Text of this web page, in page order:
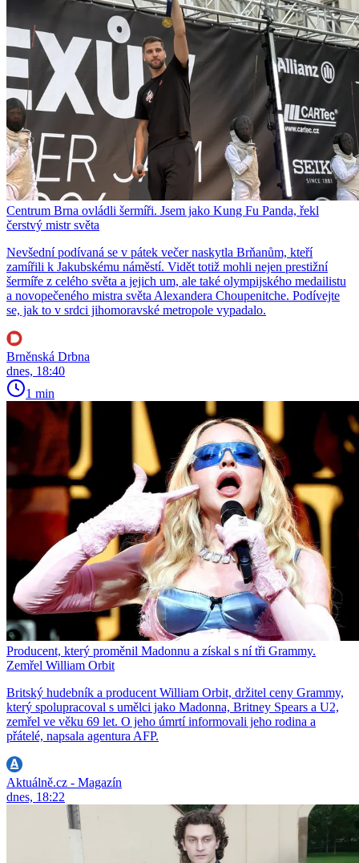
Centrum Brna ovládli šermíři. Jsem jako Kung Fu Panda, řekl
čerstvý mistr světa
Nevšední podívaná se v pátek večer naskytla Brňanům, kteří
zamířili k Jakubskému náměstí. Vidět totiž mohli nejen prestižní
šermíře z celého světa a jejich um, ale také olympijského medailistu
a novopečeného mistra světa Alexandera Choupenitche. Podívejte
se, jak to v srdci jihomoravské metropole vypadalo.
Brněnská Drbna
dnes, 18:40
1 min
Producent, který proměnil Madonnu a získal s ní tři Grammy.
Zemřel William Orbit
Britský hudebník a producent William Orbit, držitel ceny Grammy,
který spolupracoval s umělci jako Madonna, Britney Spears a U2,
zemřel ve věku 69 let. O jeho úmrtí informovali jeho rodina a
přátelé, napsala agentura AFP.
Aktuálně.cz - Magazín
dnes, 18:22